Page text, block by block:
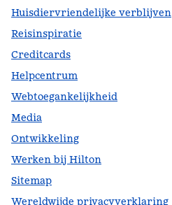
Huisdiervriendelijke verblijven
Reisinspiratie
Creditcards
Helpcentrum
Webtoegankelijkheid
Media
Ontwikkeling
Werken bij Hilton
Sitemap
Wereldwijde privacyverklaring